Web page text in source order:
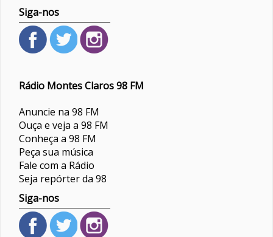
Siga-nos
Rádio Montes Claros 98 FM
Anuncie na 98 FM
Ouça e veja a 98 FM
Conheça a 98 FM
Peça sua música
Fale com a Rádio
Seja repórter da 98
Siga-nos